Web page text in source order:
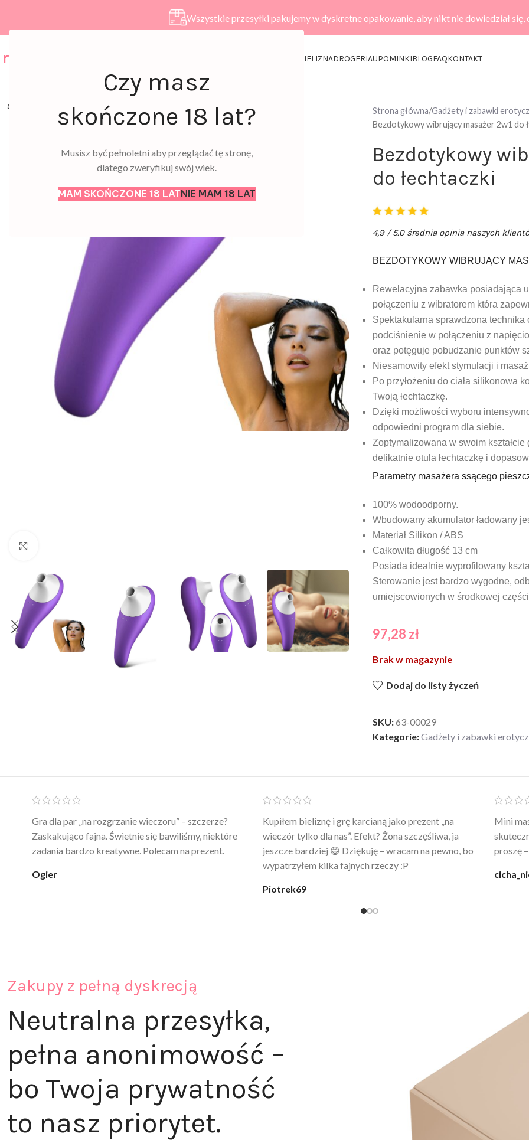
Czy masz
skończone 18 lat?
Musisz być pełnoletni aby przeglądać tę stronę,
dlatego zweryfikuj swój wiek.
MAM SKOŃCZONE 18 LATNIE MAM 18 LAT
Wszystkie przesyłki pakujemy w dyskretne opakowanie, aby nikt nie dowiedział się,
BIELIZNADROGERIAUPOMINKIBLOGFAQKONTAKT
SOLD
Strona główna Gadżety i zabawki
Bezdotykowy wibrujący masażer 2w1 do
Bezdotykowy
do łechtaczki
4,9 / 5.0 średnia opinia naszych
BEZDOTYKOWY WIBRUJĄCY
Rewelacyjna zabawka posiadająca
połączeniu z wibratorem która
Spektakularna sprawdzona
podciśnienie w połączeniu z
oraz potęguje pobudzanie punktów
Niesamowity efekt stymulacji i
Po przyłożeniu do ciała silikonowa
Twoją łechtaczkę.
Dzięki możliwości wyboru
odpowiedni program dla siebie.
Zoptymalizowana w swoim
delikatnie otula łechtaczkę i
Parametry masażera ssącego
100% wodoodporny.
Wbudowany akumulator ładowany
Materiał Silikon / ABS
Całkowita długość 13 cm
Posiada idealnie wyprofilowany
Sterowanie jest bardzo wygodne,
umiejscowionych w środkowej
97,28 zł
Brak w magazynie
Dodaj do listy życzeń
SKU:63-00029
Kategorie:Gadżety i zabawki
Ten żel intymny to był strzał w 10 – nie tylko
poprawia komfort, ale też daje przyjemne uczucie
ciepła. Nie uczula, bez zapachu. Kupuję już 3 raz i na
Po prostu WOW! Szlafrok to sztos – lekki, chłodny, a
wygląda jak z luksusowego butiku. Noszę
codziennie po kąpieli z mężem.
@karolina_dream
świetny
Zakupy z pełną dyskrecją
Neutralna przesyłka,
pełna anonimowość –
bo Twoja prywatność
to nasz priorytet.